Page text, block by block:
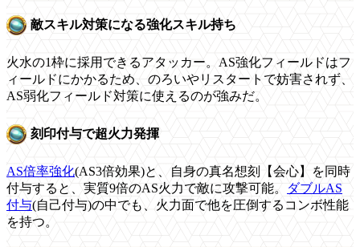
敵スキル対策になる強化スキル持ち
火水の1枠に採用できるアタッカー。AS強化フィールドはフ
ィールドにかかるため、のろいやリスタートで妨害されず、
AS弱化フィールド対策に使えるのが強みだ。
刻印付与で超火力発揮
AS倍率強化(AS3倍効果)と、自身の真名想刻【会心】を同時
付与すると、実質9倍のAS火力で敵に攻撃可能。 ダブルAS
付与(自己付与)の中でも、火力面で他を圧倒するコンボ性能
を持つ。